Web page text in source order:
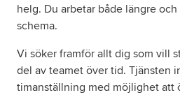
helg. Du arbetar både längre
schema.
Vi söker framför allt dig som vill
del av teamet över tid. Tjänsten
timanställning med möjlighet att